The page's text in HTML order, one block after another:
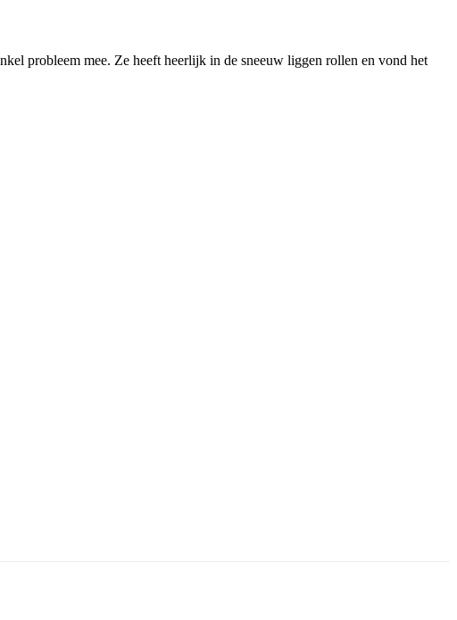
probleem mee. Ze heeft heerlijk in de sneeuw liggen rollen en vond het